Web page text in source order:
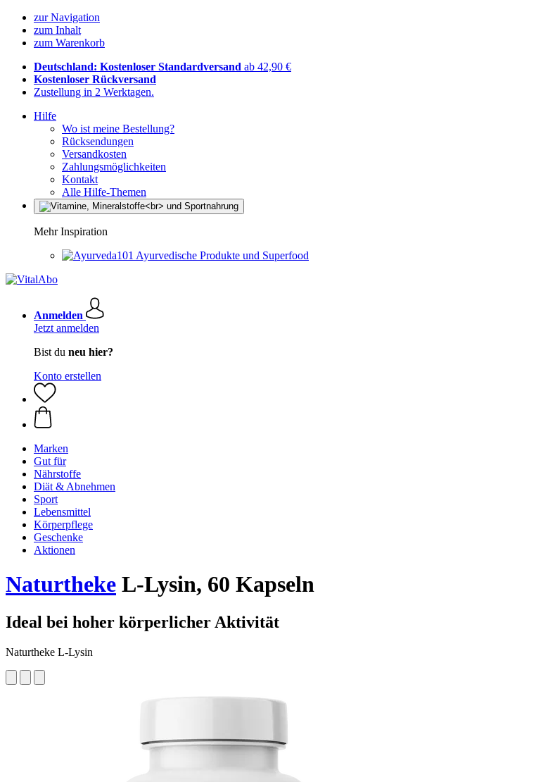
zur Navigation
zum Inhalt
zum Warenkorb
Deutschland: Kostenloser Standardversand ab 42,90 €
Kostenloser Rückversand
Zustellung in 2 Werktagen.
Hilfe
Wo ist meine Bestellung?
Rücksendungen
Versandkosten
Zahlungsmöglichkeiten
Kontakt
Alle Hilfe-Themen
Mehr Inspiration
Ayurvedische Produkte und Superfood
Anmelden
Jetzt anmelden
Bist du neu hier?
Konto erstellen
Marken
Gut für
Nährstoffe
Diät & Abnehmen
Sport
Lebensmittel
Körperpflege
Geschenke
Aktionen
Naturtheke L-Lysin, 60 Kapseln
Ideal bei hoher körperlicher Aktivität
Naturtheke L-Lysin